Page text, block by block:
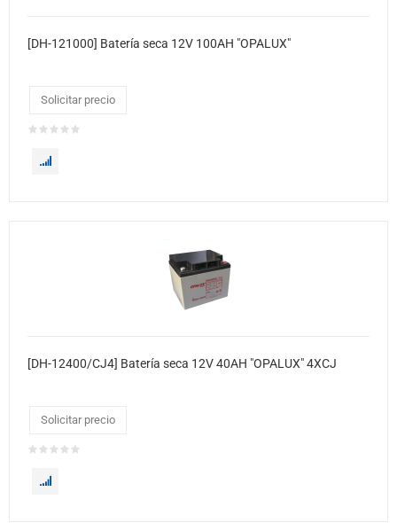
[DH-121000] Batería seca 12V 100AH "OPALUX"
Solicitar precio
[DH-12400/CJ4] Batería seca 12V 40AH "OPALUX" 4XCJ
Solicitar precio